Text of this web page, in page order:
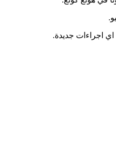
اجراءات جديدة.